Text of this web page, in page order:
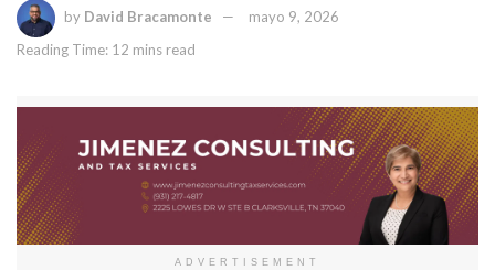
by David Bracamonte
mayo 9, 2026
Reading Time: 12 mins read
ADVERTISEMENT